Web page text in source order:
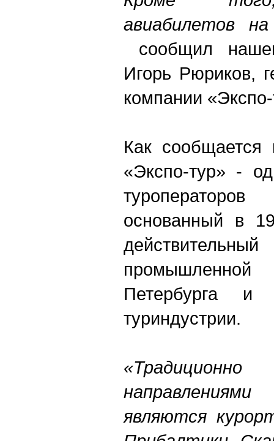
авиабилетов
сообщил
Игорь Рюриков,
компании
Как
«Экспо-тур» -
основанный в
Петербурга и
туриндустрии.
являются